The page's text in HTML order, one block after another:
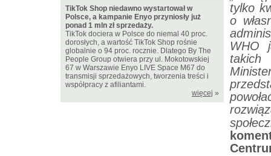
tylko
o
WHO
TikTok Shop niedawno wystartował w
Polsce, a kampanie Enyo przyniosły już
ponad 1 mln zł sprzedaży.
TikTok dociera w Polsce do niemal 40 proc.
dorosłych, a wartość TikTok Shop rośnie
globalnie o 94 proc. rocznie. Dlatego By The
People Group otwiera przy ul. Mokotowskiej
67 w Warszawie Enyo LIVE Space M67 do
transmisji sprzedażowych, tworzenia treści i
współpracy z afiliantami.
więcej »